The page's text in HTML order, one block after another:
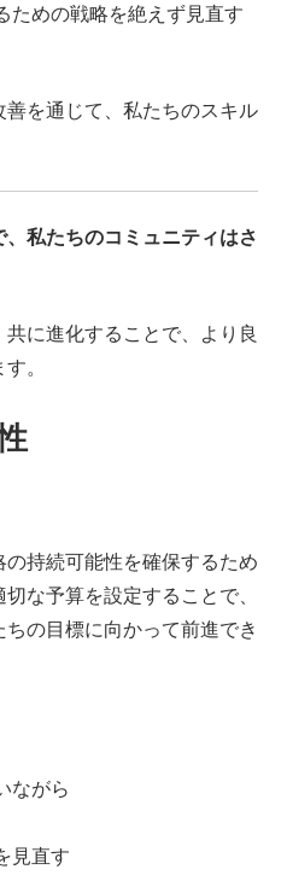
ための戦略を絶えず見直す
を通じて、私たちのスキル
私たちのコミュニティはさ
に進化することで、より良
。
持続可能性を確保するため
な予算を設定することで、
の目標に向かって前進でき
ながら
見直す